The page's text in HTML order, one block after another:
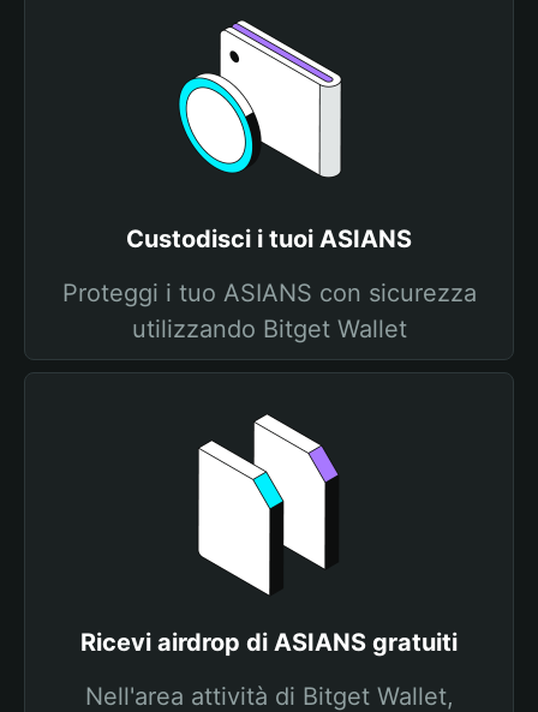
Custodisci i tuoi ASIANS
Proteggi i tuo ASIANS con sicurezza
utilizzando Bitget Wallet
Ricevi airdrop di ASIANS gratuiti
Nell'area attività di Bitget Wallet,